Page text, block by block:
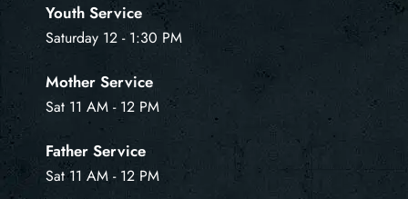
Youth Service
Saturday 12 - 1:30 PM
Mother Service
Sat 11 AM - 12 PM
Father Service
Sat 11 AM - 12 PM